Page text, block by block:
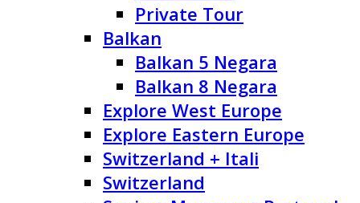
Private Tour
Balkan
Balkan 5 Negara
Balkan 8 Negara
Explore West Europe
Explore Eastern Europe
Switzerland + Itali
Switzerland